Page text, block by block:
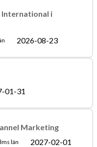
International i
2026-08-23
01-31
Marketing
län 2027-02-01